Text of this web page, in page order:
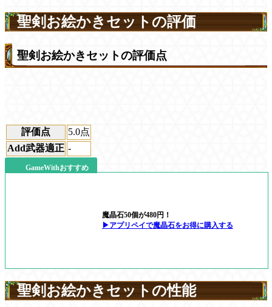
聖剣お絵かきセットの評価
聖剣お絵かきセットの評価点
評価点 5.0点
Add武器適正 -
GameWithおすすめ
魔晶石50個が480円！
▶アプリペイで魔晶石をお得に購入する
聖剣お絵かきセットの性能